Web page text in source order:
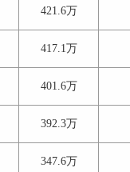
421.6万
417.1万
401.6万
392.3万
347.6万